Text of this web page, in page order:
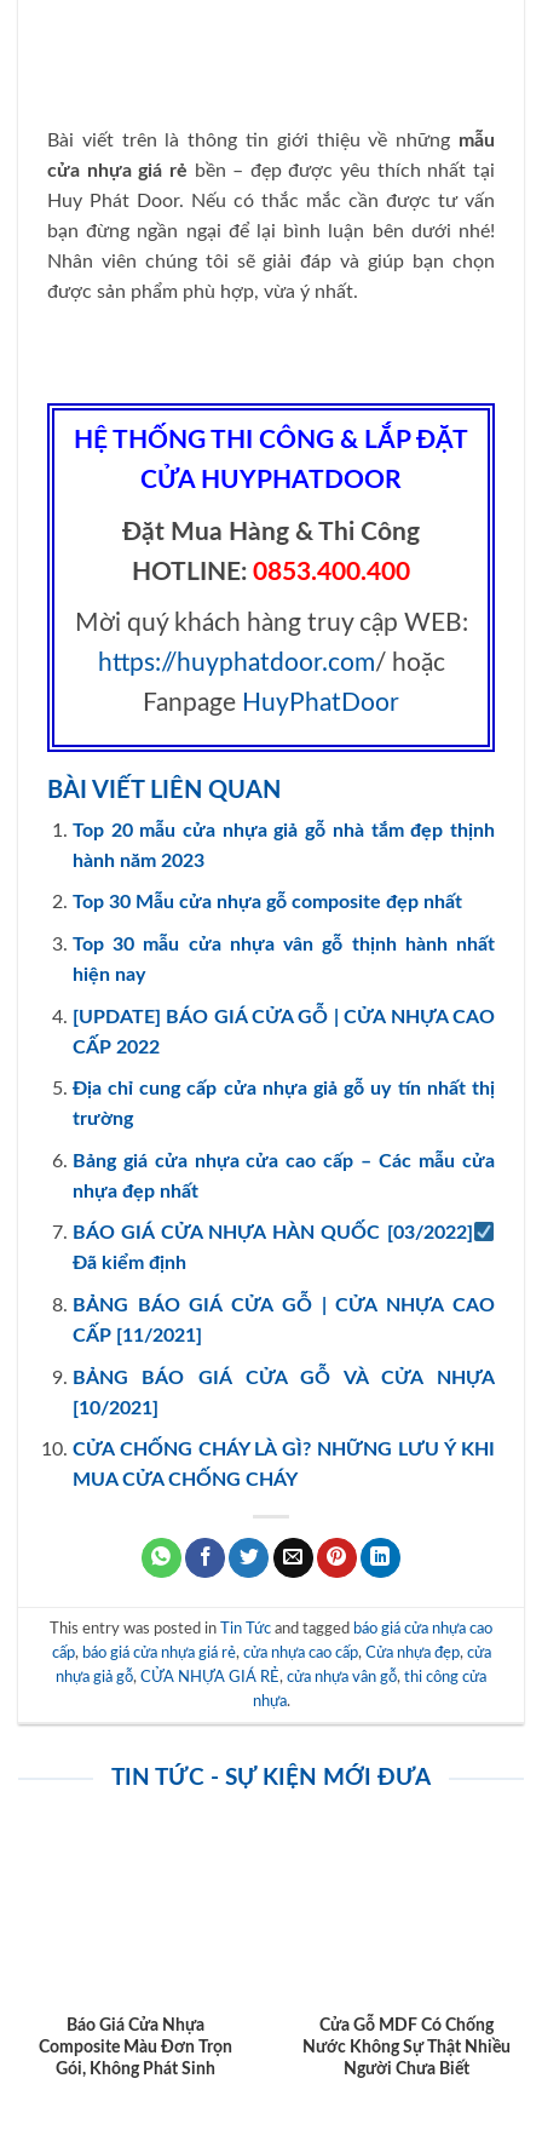
Bài viết trên là thông tin giới thiệu về những mẫu
cửa nhựa giá rẻ bền – đẹp được yêu thích nhất tại
Huy Phát Door. Nếu có thắc mắc cần được tư vấn
bạn đừng ngần ngại để lại bình luận bên dưới nhé!
Nhân viên chúng tôi sẽ giải đáp và giúp bạn chọn
được sản phẩm phù hợp, vừa ý nhất.
HỆ THỐNG THI CÔNG & LẮP ĐẶT
CỬA HUYPHATDOOR
Đặt Mua Hàng & Thi Công
HOTLINE: 0853.400.400
Mời quý khách hàng truy cập WEB:
https://huyphatdoor.com/ hoặc
Fanpage HuyPhatDoor
BÀI VIẾT LIÊN QUAN
Top 20 mẫu cửa nhựa giả gỗ nhà tắm đẹp thịnh
hành năm 2023
Top 30 Mẫu cửa nhựa gỗ composite đẹp nhất
Top 30 mẫu cửa nhựa vân gỗ thịnh hành nhất
hiện nay
[UPDATE] BÁO GIÁ CỬA GỖ | CỬA NHỰA CAO
CẤP 2022
Địa chỉ cung cấp cửa nhựa giả gỗ uy tín nhất thị
trường
Bảng giá cửa nhựa cửa cao cấp – Các mẫu cửa
nhựa đẹp nhất
BÁO GIÁ CỬA NHỰA HÀN QUỐC [03/2022]
Đã kiểm định
BẢNG BÁO GIÁ CỬA GỖ | CỬA NHỰA CAO
CẤP [11/2021]
BẢNG BÁO GIÁ CỬA GỖ VÀ CỬA NHỰA
[10/2021]
CỬA CHỐNG CHÁY LÀ GÌ? NHỮNG LƯU Ý KHI
MUA CỬA CHỐNG CHÁY
This entry was posted in Tin Tức and tagged báo giá cửa nhựa cao
cấp, báo giá cửa nhựa giá rẻ, cửa nhựa cao cấp, Cửa nhựa đẹp, cửa
nhựa giả gỗ, CỬA NHỰA GIÁ RẺ , cửa nhựa vân gỗ, thi công cửa
nhựa.
TIN TỨC - SỰ KIỆN MỚI ĐƯA
Báo Giá Cửa Nhựa
Composite Màu Đơn Trọn
Gói, Không Phát Sinh
Cửa Gỗ MDF Có Chống
Nước Không Sự Thật Nhiều
Người Chưa Biết